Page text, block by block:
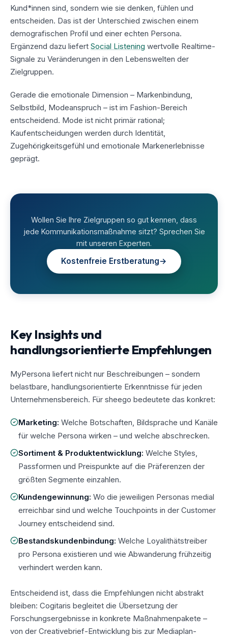
Kund*innen sind, sondern wie sie denken, fühlen und
entscheiden. Das ist der Unterschied zwischen einem
demografischen Profil und einer echten Persona.
Ergänzend dazu liefert Social Listening wertvolle Realtime-
Signale zu Veränderungen in den Lebenswelten der
Zielgruppen.
Gerade die emotionale Dimension – Markenbindung,
Selbstbild, Modeanspruch – ist im Fashion-Bereich
entscheidend. Mode ist nicht primär rational;
Kaufentscheidungen werden durch Identität,
Zugehörigkeitsgefühl und emotionale Markenerlebnisse
geprägt.
Wollen Sie Ihre Zielgruppen so gut kennen, dass
jede Kommunikationsmaßnahme sitzt? Sprechen Sie
mit unseren Experten.
Kostenfreie Erstberatung→
Key Insights und
handlungsorientierte Empfehlungen
MyPersona liefert nicht nur Beschreibungen – sondern
belastbare, handlungsorientierte Erkenntnisse für jeden
Unternehmensbereich. Für sheego bedeutete das konkret:
Marketing: Welche Botschaften, Bildsprache und Kanäle
für welche Persona wirken – und welche abschrecken.
Sortiment & Produktentwicklung: Welche Styles,
Passformen und Preispunkte auf die Präferenzen der
größten Segmente einzahlen.
Kundengewinnung: Wo die jeweiligen Personas medial
erreichbar sind und welche Touchpoints in der Customer
Journey entscheidend sind.
Bestandskundenbindung: Welche Loyalithätstreiber
pro Persona existieren und wie Abwanderung frühzeitig
verhindert werden kann.
Entscheidend ist, dass die Empfehlungen nicht abstrakt
bleiben: Cogitaris begleitet die Übersetzung der
Forschungsergebnisse in konkrete Maßnahmenpakete –
von der Creativebrief-Entwicklung bis zur Mediaplan-